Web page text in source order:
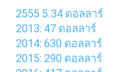
2555 5.34 ดอลลาร์
2013: 47 ดอลลาร์
2014: 630 ดอลลาร์
2015: 290 ดอลลาร์